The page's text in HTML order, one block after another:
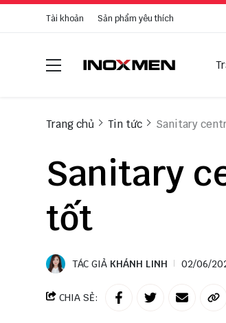
Tài khoản Sản phẩm yêu thích
Trang chủ Tin tức Sanitary
Sanitary
tốt
TÁC GIẢ KHÁNH LINH 02/06/
CHIA SẺ: